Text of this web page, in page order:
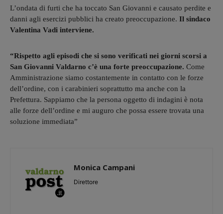
L’ondata di furti che ha toccato San Giovanni e causato perdite e
danni agli esercizi pubblici ha creato preoccupazione. Il sindaco
Valentina Vadi interviene.
“Rispetto agli episodi che si sono verificati nei giorni scorsi a
San Giovanni Valdarno c’è una forte preoccupazione. Come
Amministrazione siamo costantemente in contatto con le forze
dell’ordine, con i carabinieri soprattutto ma anche con la
Prefettura. Sappiamo che la persona oggetto di indagini è nota
alle forze dell’ordine e mi auguro che possa essere trovata una
soluzione immediata”
Monica Campani
Direttore